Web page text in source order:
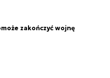
zakończyć wojnę